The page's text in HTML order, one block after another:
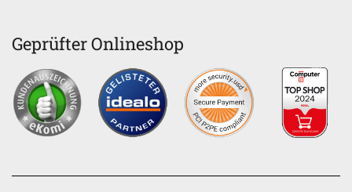
Geprüfter Onlineshop